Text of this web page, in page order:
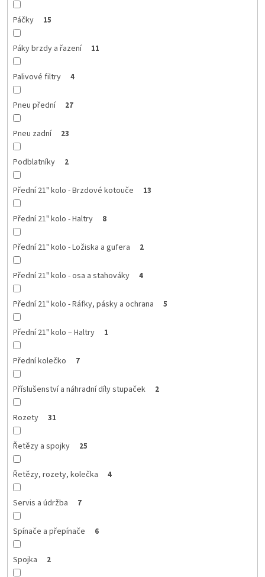
Páčky 15
Páky brzdy a řazení 11
Palivové filtry 4
Pneu přední 27
Pneu zadní 23
Podblatníky 2
Přední 21" kolo - Brzdové kotouče 13
Přední 21" kolo - Haltry 8
Přední 21" kolo - Ložiska a gufera 2
Přední 21" kolo - osa a stahováky 4
Přední 21" kolo - Ráfky, pásky a ochrana 5
Přední 21" kolo – Haltry 1
Přední kolečko 7
Příslušenství a náhradní díly stupaček 2
Rozety 31
Řetězy a spojky 25
Řetězy, rozety, kolečka 4
Servis a údržba 7
Spínače a přepínače 6
Spojka 2